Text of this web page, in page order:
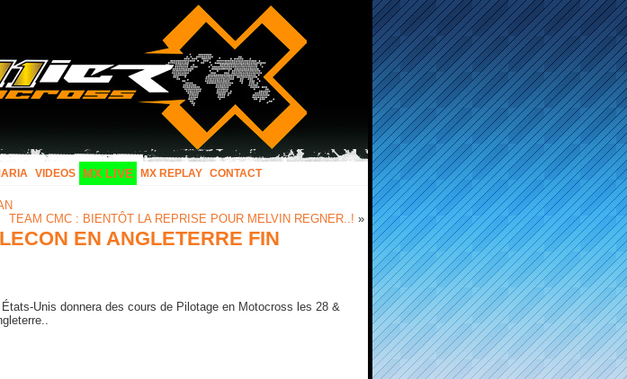
VIDEOS MX LIVE MX REPLAY CONTACT
TEAM CMC : BIENTÔT LA REPRISE POUR MELVIN REGNER..! »
EN ANGLETERRE FIN
Unis donnera des cours de Pilotage en Motocross les 28 &